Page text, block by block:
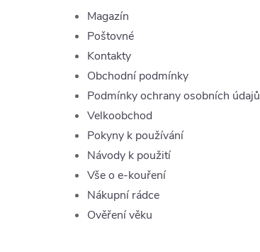
Magazín
Poštovné
Kontakty
Obchodní podmínky
Podmínky ochrany osobních údajů
Velkoobchod
Pokyny k používání
Návody k použití
Vše o e-kouření
Nákupní rádce
Ověření věku